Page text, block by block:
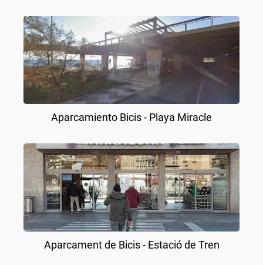
Aparcamiento Bicis - Playa Miracle
Aparcament de Bicis - Estació de Tren